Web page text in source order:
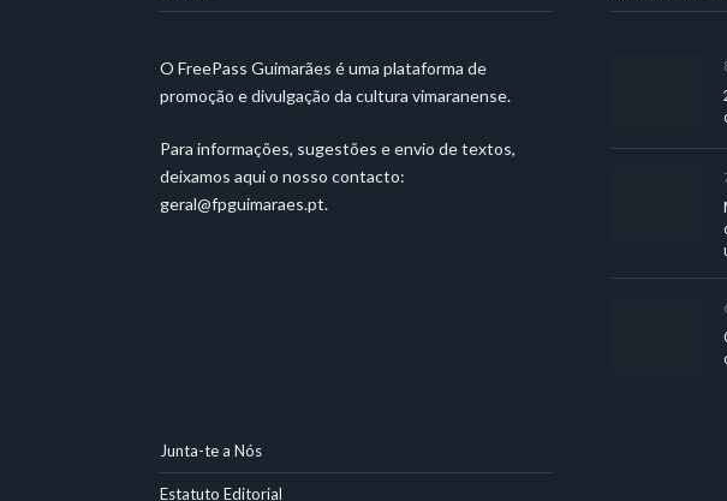
O FreePass Guimarães é uma plataforma de
promoção e divulgação da cultura vimaranense.
Para informações, sugestões e envio de textos,
deixamos aqui o nosso contacto:
geral@fpguimaraes.pt.
Junta-te a Nós
Estatuto Editorial